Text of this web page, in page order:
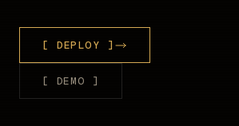
[ DEPLOY ]
[ DEMO ]